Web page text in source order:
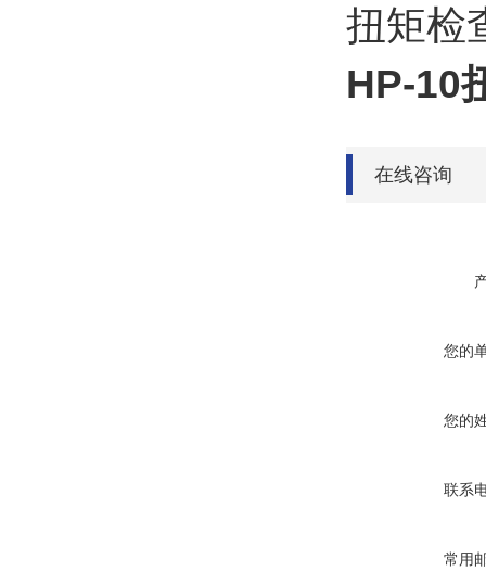
扭矩检
HP-10
在线咨询
您的
您的
联系
常用